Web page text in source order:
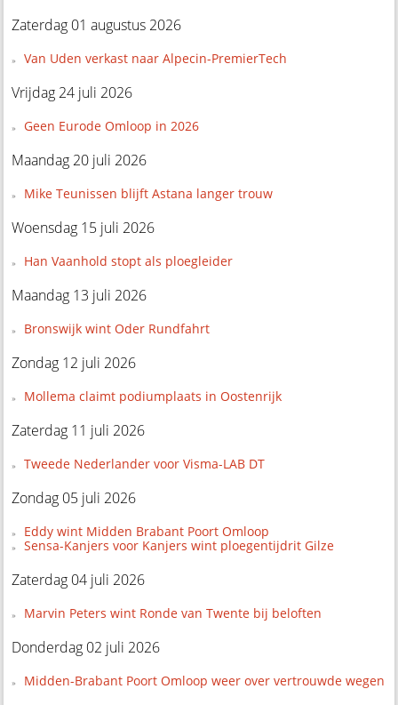
Zaterdag 01 augustus 2026
Van Uden verkast naar Alpecin-PremierTech
Vrijdag 24 juli 2026
Geen Eurode Omloop in 2026
Maandag 20 juli 2026
Mike Teunissen blijft Astana langer trouw
Woensdag 15 juli 2026
Han Vaanhold stopt als ploegleider
Maandag 13 juli 2026
Bronswijk wint Oder Rundfahrt
Zondag 12 juli 2026
Mollema claimt podiumplaats in Oostenrijk
Zaterdag 11 juli 2026
Tweede Nederlander voor Visma-LAB DT
Zondag 05 juli 2026
Eddy wint Midden Brabant Poort Omloop
Sensa-Kanjers voor Kanjers wint ploegentijdrit Gilze
Zaterdag 04 juli 2026
Marvin Peters wint Ronde van Twente bij beloften
Donderdag 02 juli 2026
Midden-Brabant Poort Omloop weer over vertrouwde wegen